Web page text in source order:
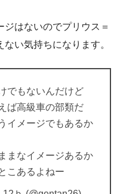
はないのでプリウス＝
い気持ちになります。
でもないんだけど
ば高級車の部類だ
イメージでもあるか
まなイメージあるか
こあるよねー